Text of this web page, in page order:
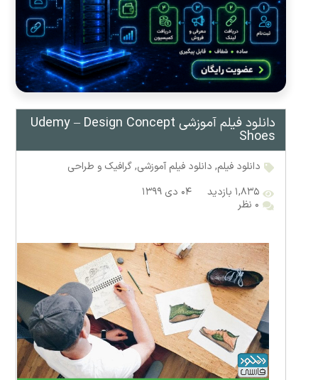
دانلود فیلم آموزشی Udemy – Design Concept
Shoes
دانلود فیلم, دانلود فیلم آموزشی,گرافیک و طراحی
۱,۸۳۵ بازدید
۰۴ دی ۱۳۹۹
۰ نظر